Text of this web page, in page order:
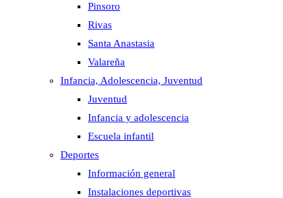
Pinsoro
Rivas
Santa Anastasia
Valareña
Infancia, Adolescencia, Juventud
Juventud
Infancia y adolescencia
Escuela infantil
Deportes
Información general
Instalaciones deportivas